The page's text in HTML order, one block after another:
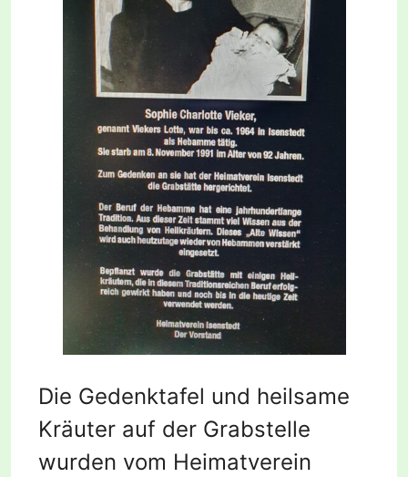
Die Gedenktafel und heilsame
Kräuter auf der Grabstelle
wurden vom Heimatverein